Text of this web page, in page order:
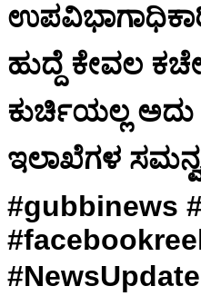
ಹುದ್ದೆ ಕೇವಲ
ಕುರ್ಚಿಯಲ್ಲ ಅದು
ಇಲಾಖೆಗಳ
#gubbinews